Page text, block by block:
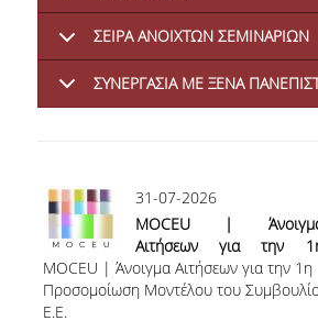
ΜΑΘΗΜΑΤΙΚΑ
ΑΓΓΛΙΚΑ
ΣΕΙΡΑ ΑΝΟΙΧΤΩΝ ΣΕΜΙΝΑΡΙΩΝ
ΣΥΝΕΡΓΑΣΙΑ ΜΕ ΞΕΝΑ
31-07-2026
MOCEU |
Αιτήσεων για την
Προσομοίωση Μοντέλου
του Συμβουλίου της Ε.Ε.
MOCEU | Άνοιγμα Αιτήσεων για την 1η
Προσομοίωση Μοντέλου του
Ε.Ε.